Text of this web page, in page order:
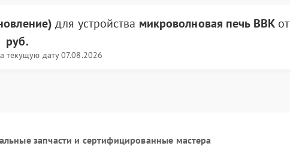
для устройства микроволновая печь BBKот
руб.
текущую дату 07.08.2026
запчасти и сертифицированные мастера